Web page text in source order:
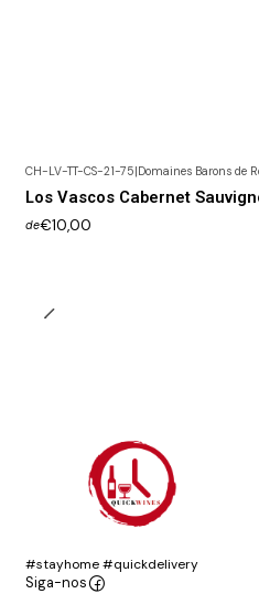
CH-LV-TT-CS-21-75|Domaines Barons de
Los Vascos Cabernet
de€10,00
#stayhome #quickdelivery
Siga-nos